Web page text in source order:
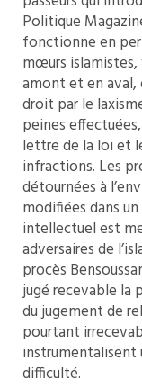
Politique
fonctionne en
mœurs
amont et en aval,
droit par le
peines
lettre de la loi et
infractions. Les
détournées à
modifiées dans
intellectuel est
adversaires de
procès
jugé recevable la
du jugement de
pourtant
instrumentalisent
difficulté.